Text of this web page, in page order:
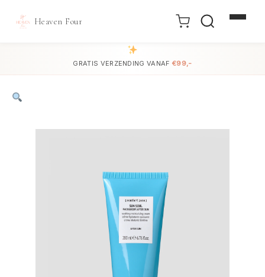
Heaven Four
inhoud
GRATIS VERZENDING VANAF€99,-